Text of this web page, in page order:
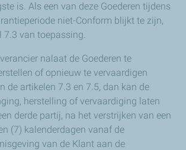
is. Als een van deze Goederen tijdens
niet-Conform blijkt te zijn,
7.3 van toepassing.
nalaat de Goederen te
of opnieuw te vervaardigen
de artikelen 7.3 en 7.5, dan kan de
herstelling of vervaardiging laten
derde partij, na het verstrijken van een
(7) kalenderdagen vanaf de
van de Klant aan de